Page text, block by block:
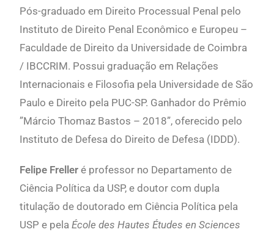
Pós-graduado em Direito Processual Penal pelo
Instituto de Direito Penal Econômico e Europeu –
Faculdade de Direito da Universidade de Coimbra
/ IBCCRIM. Possui graduação em Relações
Internacionais e Filosofia pela Universidade de São
Paulo e Direito pela PUC-SP. Ganhador do Prêmio
”Márcio Thomaz Bastos – 2018”, oferecido pelo
Instituto de Defesa do Direito de Defesa (IDDD).
Felipe Freller é professor no Departamento de
Ciência Política da USP, e doutor com dupla
titulação de doutorado em Ciência Política pela
USP e pelaÉcole des Hautes Études en Sciences